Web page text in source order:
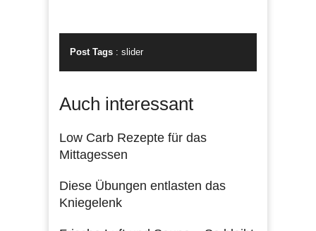
Post Tags : slider
Auch interessant
Low Carb Rezepte für das
Mittagessen
Diese Übungen entlasten das
Kniegelenk